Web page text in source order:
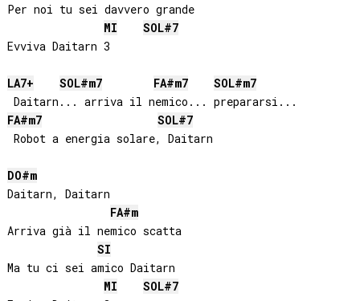
Per noi tu sei davvero grande
MI
SOL#7
Evviva Daitarn 3
LA7+ SOL#m7 FA#m7 SOL#m7
FA#m7 SOL#7
Robot a energia solare, Daitarn
DO#m
Daitarn, Daitarn
FA#m
Arriva già il nemico scatta
SI
Ma tu ci sei amico Daitarn
MI
SOL#7